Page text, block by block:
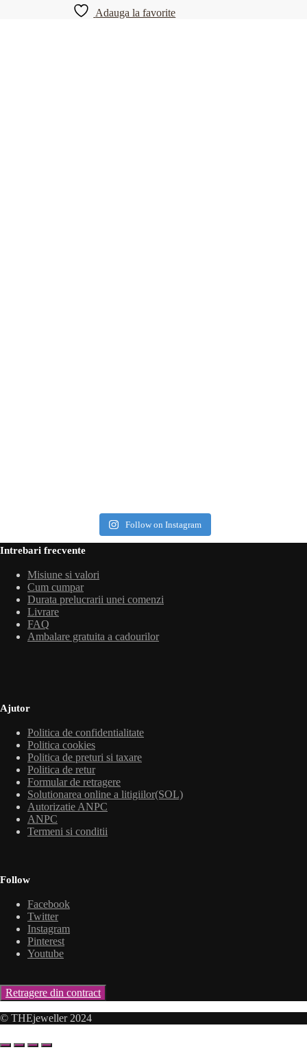
Adauga la favorite
Follow on Instagram
Intrebari frecvente
Misiune si valori
Cum cumpar
Durata prelucrarii unei comenzi
Livrare
FAQ
Ambalare gratuita a cadourilor
Ajutor
Politica de confidentialitate
Politica cookies
Politica de preturi si taxare
Politica de retur
Formular de retragere
Solutionarea online a litigiilor(SOL)
Autorizatie ANPC
ANPC
Termeni si conditii
Follow
Facebook
Twitter
Instagram
Pinterest
Youtube
Retragere din contract
© THEjeweller 2024